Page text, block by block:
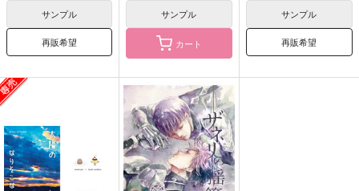
サンプル
再販希望
サンプル
カート
サンプル
再販希望